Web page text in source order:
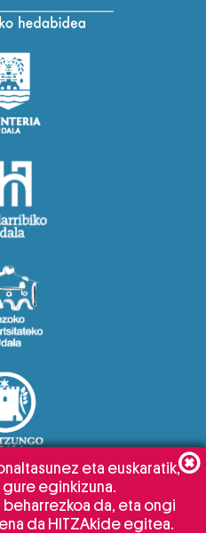
eta euskaratik,
eginkizuna.
da, eta ongi
da HITZAkide egitea.